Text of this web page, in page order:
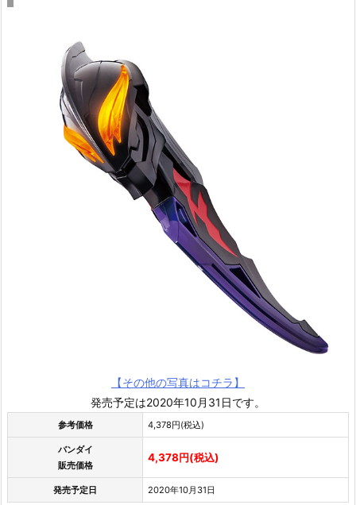
【その他の写真はコチラ】
発売予定は2020年10月31日です。
参考価格 4,378円(税込)
バンダイ
販売価格
4,378円(税込)
発売予定日 2020年10月31日